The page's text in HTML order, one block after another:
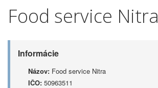
Food service Nitra
Informácie
Názov: Food service Nitra
IČO: 50963511